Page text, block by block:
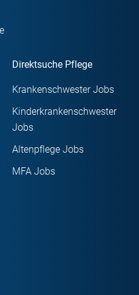
Direktsuche Pflege
Krankenschwester Jobs
Kinderkrankenschwester
Jobs
Altenpflege Jobs
MFA Jobs